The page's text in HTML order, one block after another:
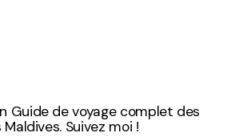
Guide de voyage complet des
Maldives. Suivez moi !